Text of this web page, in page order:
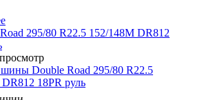
Double Road 295/80 R22.5
18PR руль